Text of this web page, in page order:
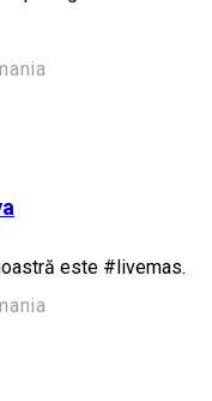
este #livemas.